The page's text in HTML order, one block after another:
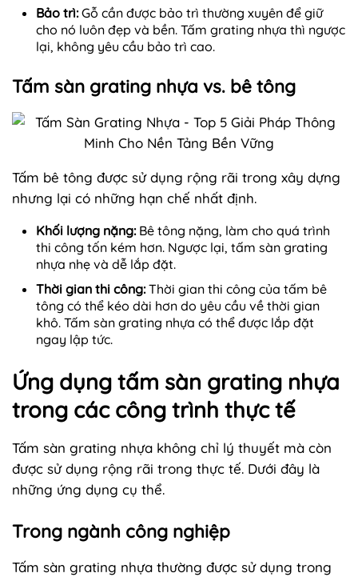
Bảo trì:Gỗ cần được bảo trì thường xuyên để giữ
cho nó luôn đẹp và bền. Tấm grating nhựa thì ngược
lại, không yêu cầu bảo trì cao.
Tấm sàn grating nhựa vs. bê tông
Tấm bê tông được sử dụng rộng rãi trong xây dựng
nhưng lại có những hạn chế nhất định.
Khối lượng nặng:Bê tông nặng, làm cho quá trình
thi công tốn kém hơn. Ngược lại, tấm sàn grating
nhựa nhẹ và dễ lắp đặt.
Thời gian thi công:Thời gian thi công của tấm bê
tông có thể kéo dài hơn do yêu cầu về thời gian
khô. Tấm sàn grating nhựa có thể được lắp đặt
ngay lập tức.
Ứng dụng tấm sàn grating nhựa
trong các công trình thực tế
Tấm sàn grating nhựa không chỉ lý thuyết mà còn
được sử dụng rộng rãi trong thực tế. Dưới đây là
những ứng dụng cụ thể.
Trong ngành công nghiệp
Tấm sàn grating nhựa thường được sử dụng trong